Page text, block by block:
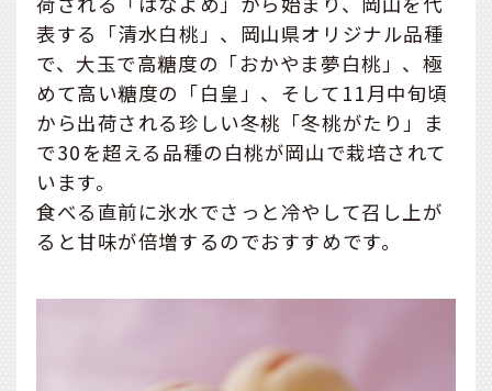
表する「清水白桃」、岡山県オリジナル品種
で、大玉で高糖度の「おかやま夢白桃」、極
めて高い糖度の「白皇」、そして11月中旬頃
から出荷される珍しい冬桃「冬桃がたり」ま
で30を超える品種の白桃が岡山で栽培されて
います。
食べる直前に氷水でさっと冷やして召し上が
ると甘味が倍増するのでおすすめです。